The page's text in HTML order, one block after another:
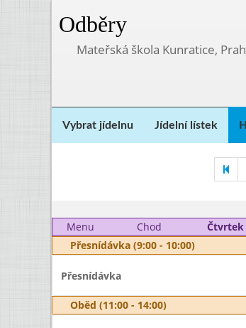
Odběry
Mateřská škola Kunratice,
Vybrat jídelnu Jídelní lístek
Menu
Chod
Čtvrtek
Přesnídávka (9:00 - 10:00)
Přesnídávka
Oběd (11:00 - 14:00)